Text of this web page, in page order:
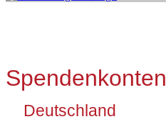
Spendenkonten
Deutschland